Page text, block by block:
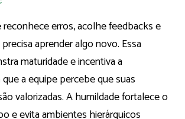
erros, acolhe feedbacks e
aprender algo novo. Essa
maturidade e incentiva a
a equipe percebe que suas
valorizadas. A humildade fortalece o
e evita ambientes hierárquicos